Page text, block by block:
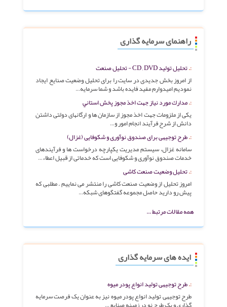
راهنمای سرمایه گذاری
تحلیل تولید CD , DVD - تحلیل صنعت
از امروز بخش جدیدی در سایت را برای تحلیل وضعیت صنایع ایجاد
نمودیم امیدوارم مفید فایده باشد و شما سرمایه…
مدارك مورد نياز جهت اخذ مجوز پخش استاني
یکی از ملزومات جهت اخذ مجوز از سازمان ها و ارگانهای دولتی داشتن
دانش از شرح فرآیند انجام امور و…
طرح توجیهی برای صندوق نوآوری و شکوفایی (غزال)
سامانه غزال، سیستم مدیریت یکپارچه درخواست ها و فرآیندهای
خدمات صندوق نوآوری و شکوفایی است که خدماتی از قبیل اعطاء…
تحلیل وضعیت صنعت کاشی
امروز تحلیل از وضعیت صنعت کاشی را منتشر می نماییم . مطلبی که
پیش رو دارید حاصل مجموعه گفتگوهای شبکه…
همه مقالات مرتبط ...
ایده های سرمایه گذاری
طرح توجیهی توليد انواع پودر ميوه
طرح توجیهی تولید انواع پودر میوه نیز به عنوان یک فرصت سرمایه